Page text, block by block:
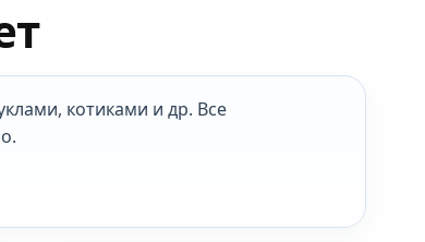
котиками и др. Все